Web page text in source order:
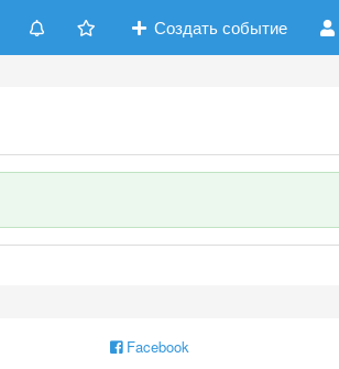
Создать событие
Facebook